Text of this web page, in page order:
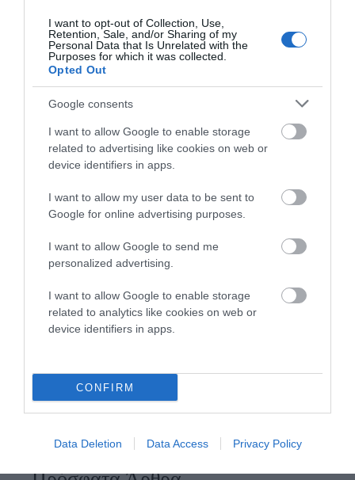
I want to opt-out of Collection, Use,
Retention, Sale, and/or Sharing of my
Personal Data that Is Unrelated with the
Purposes for which it was collected.
Opted Out
Google consents
I want to allow Google to enable storage
related to advertising like cookies on web or
device identifiers in apps.
I want to allow my user data to be sent to
Google for online advertising purposes.
I want to allow Google to send me
personalized advertising.
I want to allow Google to enable storage
related to analytics like cookies on web or
device identifiers in apps.
CONFIRM
Data Deletion Data Access Privacy Policy
Προτεινόμενα άρθρα
Γιατί οι Τούρκοι συρρέουν στα ελληνικά νησιά
ΕΚΔΗΛΩΣΕΙΣ ΤΩΝ ΗΜΕΡΩΝ: Παγοποιείο
Μαντζαβελάκη & Καΐρειος Βιβλιοθήκη
ΦΕΣΤΙΒΑΛ ΑΝΔΡΟΥ: Ένα βαθυστόχαστο έργο του
Η νεολαία της Άνδρου είναι εδώ. Χρειάζεται όμως
ευκαιρίες για να φανεί.